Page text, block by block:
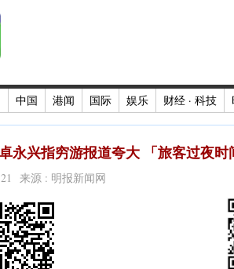
中国 港闻 国际 娱乐 财经 · 科技
永兴指穷游报道夸大 「旅客过夜时
来源 : 明报新闻网